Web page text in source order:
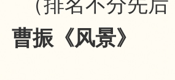
（排名不分先后
曹振《风景》